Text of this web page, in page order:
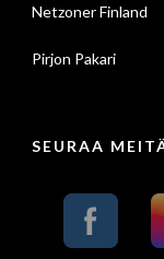
Netzoner Finland
Pirjon Pakari
SEURAA